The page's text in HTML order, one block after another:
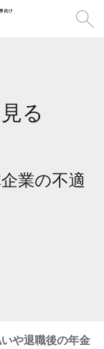
る
業の不適
や退職後の年金